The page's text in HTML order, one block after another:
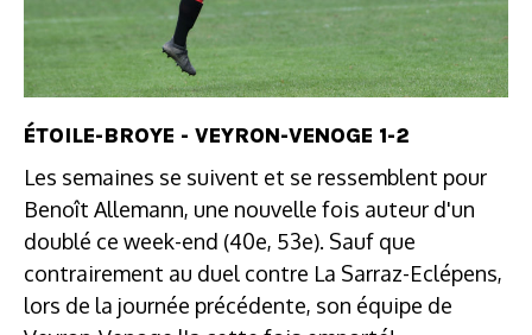
ÉTOILE-BROYE - VEYRON-VENOGE 1-2
Les semaines se suivent et se ressemblent pour
Benoît Allemann, une nouvelle fois auteur d'un
doublé ce week-end (40e, 53e). Sauf que
contrairement au duel contre La Sarraz-Eclépens,
lors de la journée précédente, son équipe de